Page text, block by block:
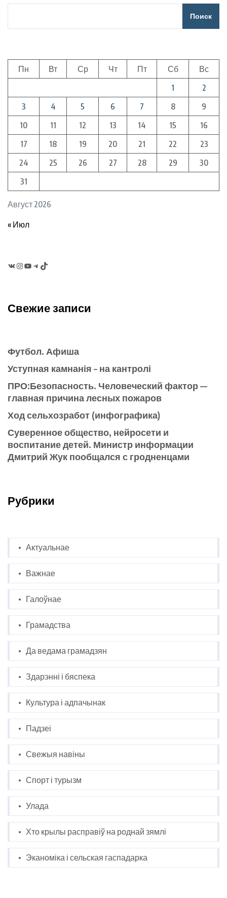
Поиск
Август 2026
Пн Вт Ср Чт Пт Сб
Вс
1
2
3
4 5 6 7 8
9
10
11 12 13 14 15
16
17
18 19 20 21 22
23
24
25 26 27 28 29
30
31
« Июл
Instagram
YouTubeTelegram
TikTok
Свежие записи
Футбол. Афиша
Уступная камнанія – на кантролі
ПРО:Безопасность. Человеческий фактор —
главная причина лесных пожаров
Ход сельхозработ (инфографика)
Суверенное общество, нейросети и
воспитание детей. Министр информации
Дмитрий Жук пообщался с гродненцами
Рубрики
Актуальнае
Важнае
Галоўнае
Грамадства
Да ведама грамадзян
Здарэнні і бяспека
Культура і адпачынак
Падзеі
Свежыя навіны
Спорт і турызм
Улада
Хто крылы расправіў на роднай зямлі
Эканоміка і сельская гаспадарка